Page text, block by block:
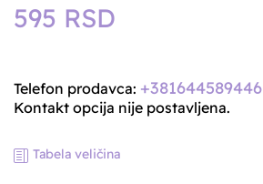
595 RSD
Telefon prodavca: +381644589446
Kontakt opcija nije postavljena.
Tabela veličina